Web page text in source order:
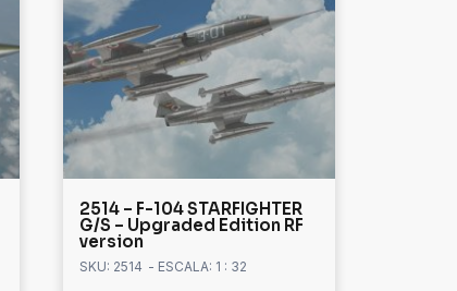
2514 – F-104 STARFIGHTER
G/S – Upgraded Edition RF
version
SKU: 2514 - ESCALA: 1 : 32